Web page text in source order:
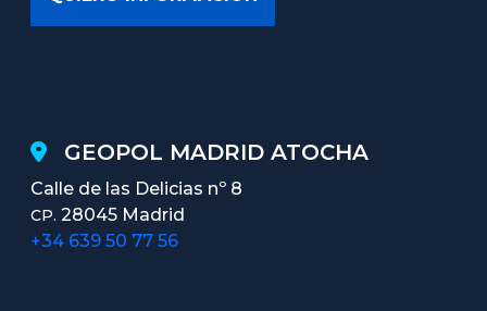
GEOPOL MADRID ATOCHA
Calle de las Delicias nº 8
CP. 28045 Madrid
+34 639 50 77 56